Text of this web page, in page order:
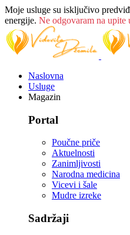
Moje usluge su isključivo
energije. Ne odgovaram na upite
Naslovna
Usluge
Magazin
Portal
Poučne priče
Aktuelnosti
Zanimljivosti
Narodna medicina
Vicevi i šale
Mudre izreke
Sadržaji